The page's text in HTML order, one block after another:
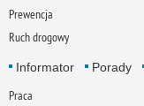
Prewencja
Ruch drogowy
Informator Porady
Praca